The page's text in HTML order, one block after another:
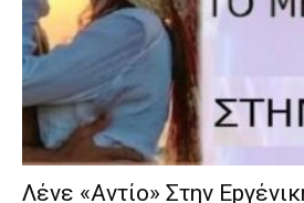
Λέvε «Αvτίο» Στην